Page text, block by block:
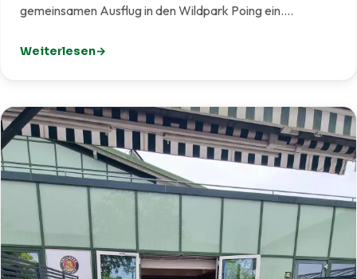
gemeinsamen Ausflug in den Wildpark Poing ein.…
Weiterlesen
: 🦌 TCI-Jugendausflug in den Wildpark Poing